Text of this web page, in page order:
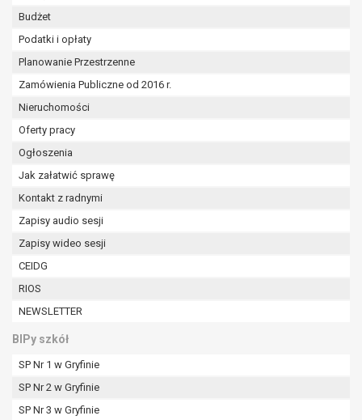
Budżet
Podatki i opłaty
Planowanie Przestrzenne
Zamówienia Publiczne od 2016 r.
Nieruchomości
Oferty pracy
Ogłoszenia
Jak załatwić sprawę
Kontakt z radnymi
Zapisy audio sesji
Zapisy wideo sesji
CEIDG
RIOS
NEWSLETTER
BIPy szkół
SP Nr 1 w Gryfinie
SP Nr 2 w Gryfinie
SP Nr 3 w Gryfinie
przetwarzać tych danych osobowych, chyba
osobowych odbywa się na podstawie zgody osoby
na przetwarzanie danych osobowych (art. 6 ust. 1
przetwarzania, którego dokonano na podstawie
zgody przed jej cofnięciem.
organu nadzorczego na niezgodne z prawem
przetwarzanie Pani/Pana danych osobowych
przez administratora.